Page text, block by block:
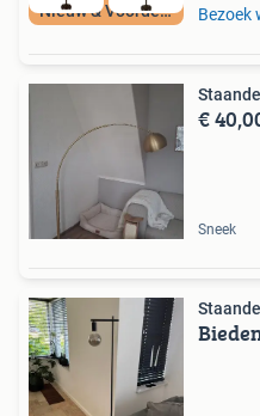
Nieuw & Voordelig Bezoek
€
Sneek